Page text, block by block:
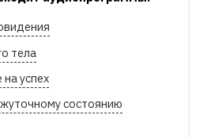
тела
успех
состоянию